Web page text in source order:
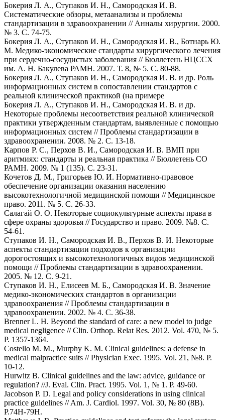
Бокерия Л. А., Ступаков И. Н., Самородская И. В.
Систематические обзоры, метаанализы и проблемы
стандартизации в здравоохранении // Анналы хирургии. 2000.
№ 3. С. 74-75.
Бокерия Л. А., Ступаков И. Н., Самородская И. В., Ботнарь Ю.
М. Медико-экономические стандарты хирургического лечения
при сердечно-сосудистых заболевания // Бюллетень НЦССХ
им. А. Н. Бакулева РАМН. 2007. Т. 8, № 5. С. 80-88.
Бокерия Л. А., Ступаков И. Н., Самородская И. В. и др. Роль
информационных систем в сопоставлении стандартов с
реальной клинической практикой (на примере
Бокерия Л. А., Ступаков И. Н., Самородская И. В. и др.
Некоторые проблемы несоответствия реальной клинической
практики утвержденным стандартам, выявленные с помощью
информационных систем // Проблемы стандартизации в
здравоохранении. 2008. № 2. С. 13-18.
Карпов Р. С., Перхов В. И., Самородская И. В. ВМП при
аритмиях: стандарты и реальная практика // Бюллетень СО
РАМН. 2009. № 1 (135). С. 23-31.
Кочетов Д. М., Григорьев Ю. И. Нормативно-правовое
обеспечение организации оказания населению
высокотехнологичной медицинской помощи // Медицинское
право. 2011. № 5. С. 26-33.
Салагай О. О. Некоторые социокультурные аспекты права в
сфере охраны здоровья // Государство и право. 2009. №8. С.
54-61.
Ступаков И. Н., Самородская И. В., Перхов В. И. Некоторые
аспекты стандартизации подходов к организации
дорогостоящих и высокотехнологичных видов медицинской
помощи // Проблемы стандартизации в здравоохранении.
2005. № 12. С. 9-21.
Ступаков И. Н., Елисеев М. Б., Самородская И. В. Значение
медико-экономических стандартов в организации
здравоохранения // Проблемы стандартизации в
здравоохранении. 2002. № 4. С. 36-38.
Brenner L. H. Beyond the standard of care: a new model to judge
medical negligence // Clin. Orthop. Relat Res. 2012. Vol. 470, № 5.
P. 1357-1364.
Costello M. M., Murphy K. M. Clinical guidelines: a defense in
medical malpractice suits // Physician Exec. 1995. Vol. 21, №8. Р.
10-12.
Hurwitz B. Clinical guidelines and the law: advice, guidance or
regulation? //J. Eval. Clin. Pract. 1995. Vol. 1, № 1. Р. 49-60.
Jacobson P. D. Legal and policy considerations in using clinical
practice guidelines // Am. J. Cardiol. 1997. Vol. 30, № 80 (8B).
Р.74H-79H.